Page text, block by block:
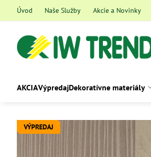
Úvod Naše Služby Akcie a Novinky
AKCIAVýpredajDekoratívne materiály
VÝPREDAJ